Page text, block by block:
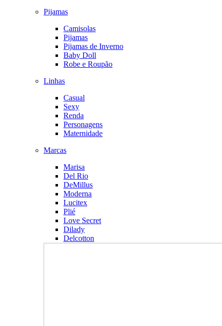
Pijamas
Camisolas
Pijamas
Pijamas de Inverno
Baby Doll
Robe e Roupão
Linhas
Casual
Sexy
Renda
Personagens
Maternidade
Marcas
Marisa
Del Rio
DeMillus
Moderna
Lucitex
Plié
Love Secret
Dilady
Delcotton